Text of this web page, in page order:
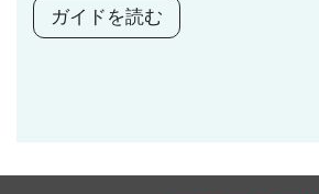
ガイドを読む